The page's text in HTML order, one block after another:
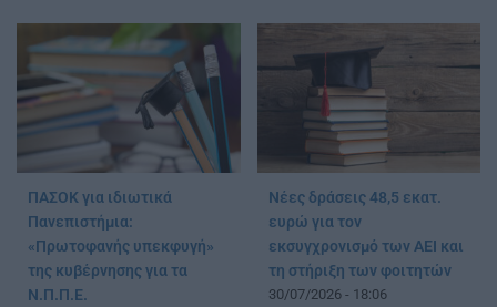
ΠΑΣΟΚ για ιδιωτικά
Πανεπιστήμια:
«Πρωτοφανής υπεκφυγή»
της κυβέρνησης για τα
Ν.Π.Π.Ε.
Νέες δράσεις 48,5 εκατ.
ευρώ για τον
εκσυγχρονισμό των ΑΕΙ και
τη στήριξη των φοιτητών
30/07/2026 - 18:06